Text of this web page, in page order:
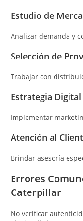
Estudio de
Analizar demanda y
Selección de
Trabajar con
Estrategia Digital
Implementar
Atención al
Brindar asesoría
Errores
Caterpillar
No verificar